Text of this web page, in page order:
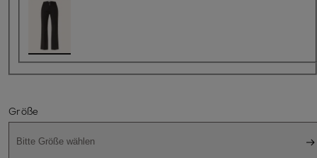
Größe
Bitte Größe wählen